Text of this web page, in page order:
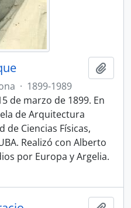
· 1899-1989
de marzo de 1899. En
de Arquitectura
de Ciencias Físicas,
Realizó con Alberto
por Europa y Argelia.